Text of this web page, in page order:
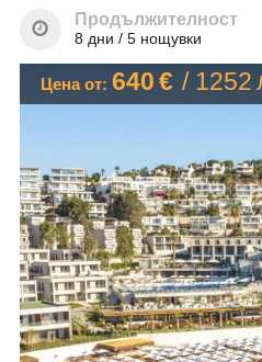
ЕКСКУРЗИИ
ФИРМЕНИ ДОКУМЕНТИ
0700 144 34
ПОСЛЕДВАЙТЕ НИ
Продължителност
8 дни / 5 нощувки
Цена от: 640€ / 1252